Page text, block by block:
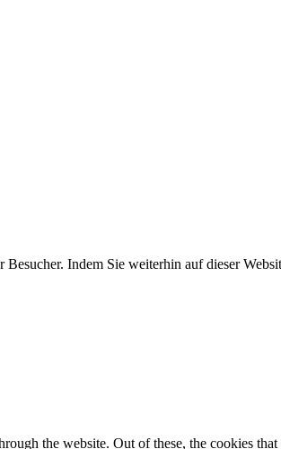
Indem Sie weiterhin auf dieser
the website. Out of these, the cookies